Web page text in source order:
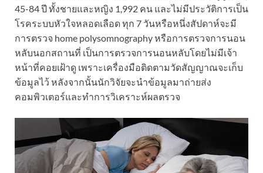
45-84 ปี ทั้งชายและหญิง 1,992 คน และไม่มีประวัติการเป็น
โรคระบบหัวใจหลอดเลือด ทุก 7 วันหรือหนึ่งสัปดาห์จะมี
การตรวจ home polysomnography หรือการตรวจการนอน
หลับนอกสถานที่ เป็นการตรวจการนอนหลับโดยไม่มีเจ้า
หน้าที่คอยเฝ้าดู เพราะเครื่องมือติดตามวัดสัญญาณจะเก็บ
ข้อมูลไว้ หลังจากนั้นนักวิจัยจะนำข้อมูลมาถ่ายส่ง
คอมพิวเตอร์และทำการวิเคราะห์ผลตรวจ